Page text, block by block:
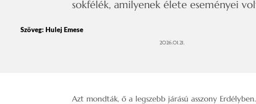
sokfélék, amilyenek élete eseményei
Szöveg: Hulej Emese
2026.01.21.
Azt mondták, ő a legszebb járású asszony